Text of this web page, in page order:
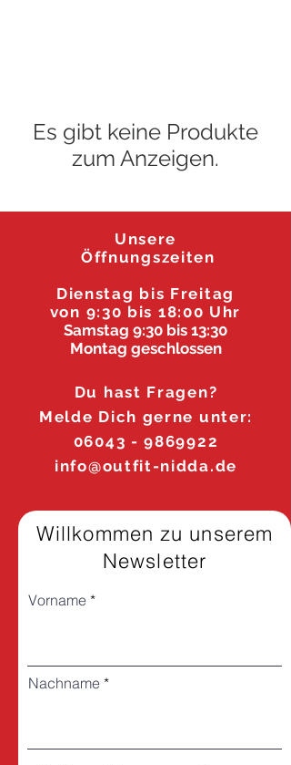
Es gibt keine Produkte
zum Anzeigen.
Unsere
Öffnungszeiten
Dienstag bis Freitag
von 9:30 bis 18:00 Uhr
Samstag 9:30 bis 13:30
Montag geschlossen
Du hast Fragen?
Melde Dich gerne unter:
06043 - 9869922
info@outfit-nidda.de
Willkommen zu unserem
Newsletter
Vorname
Nachname